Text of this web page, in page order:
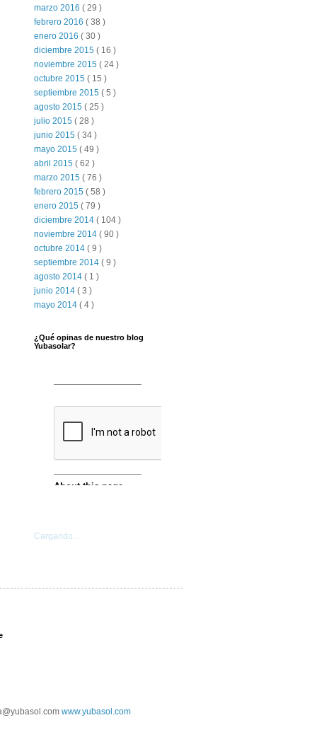
marzo 2016 ( 29 )
febrero 2016 ( 38 )
enero 2016 ( 30 )
diciembre 2015 ( 16 )
noviembre 2015 ( 24 )
octubre 2015 ( 15 )
septiembre 2015 ( 5 )
agosto 2015 ( 25 )
julio 2015 ( 28 )
junio 2015 ( 34 )
mayo 2015 ( 49 )
abril 2015 ( 62 )
marzo 2015 ( 76 )
febrero 2015 ( 58 )
enero 2015 ( 79 )
diciembre 2014 ( 104 )
noviembre 2014 ( 90 )
octubre 2014 ( 9 )
septiembre 2014 ( 9 )
agosto 2014 ( 1 )
junio 2014 ( 3 )
mayo 2014 ( 4 )
¿Qué opinas de nuestro blog
Yubasolar?
Cargando...
www.yubasol.com